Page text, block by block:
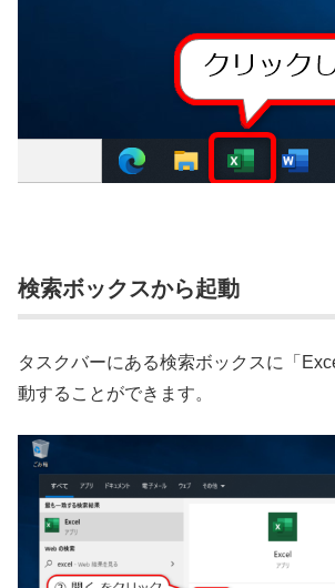
検索ボックスから起動
タスクバーにある検索ボックスに「
動することができます。